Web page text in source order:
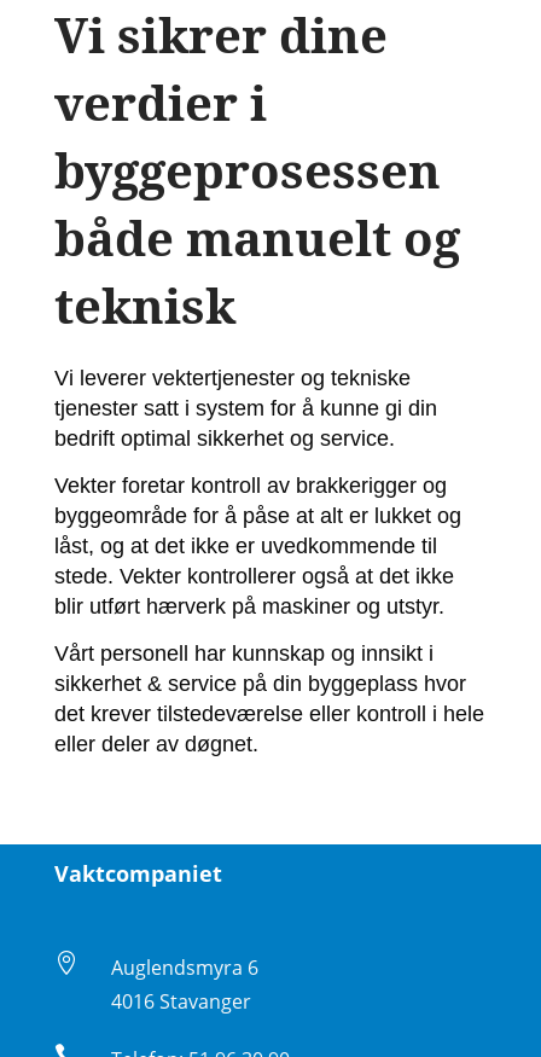
Vi sikrer dine
verdier i
byggeprosessen
både manuelt og
teknisk
Vi leverer vektertjenester og tekniske
tjenester satt i system for å kunne gi din
bedrift optimal sikkerhet og service.
Vekter foretar kontroll av brakkerigger og
byggeområde for å påse at alt er lukket og
låst, og at det ikke er uvedkommende til
stede. Vekter kontrollerer også at det ikke
blir utført hærverk på maskiner og utstyr.
Vårt personell har kunnskap og innsikt i
sikkerhet & service på din byggeplass hvor
det krever tilstedeværelse eller kontroll i hele
eller deler av døgnet.
Vaktcompaniet

Auglendsmyra 6
4016 Stavanger